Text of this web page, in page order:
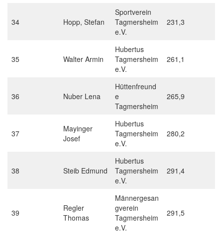
34 Hopp, Stefan
Sportverein
Tagmersheim
e.V.
231,3
35 Walter Armin
Hubertus
Tagmersheim
e.V.
261,1
36 Nuber Lena
Hüttenfreund
e
Tagmersheim
265,9
37
Mayinger
Josef
Hubertus
Tagmersheim
e.V.
280,2
38 Steib Edmund
Hubertus
Tagmersheim
e.V.
291,4
39
Regler
Thomas
Männergesan
gverein
Tagmersheim
e.V.
291,5